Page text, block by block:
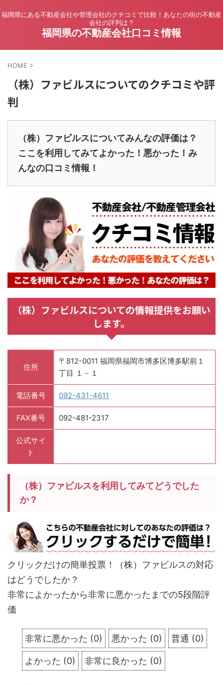
福岡県にある不動産会社や管理会社のクチコミで比較！あなたの街の不動産
会社の評判は？
福岡県の不動産会社口コミ情報
HOME >
（株）ファビルスについてのクチコミや評
判
（株）ファビルスについてみんなの評価は？
ここを利用してみてよかった！悪かった！み
んなの口コミ情報！
（株）ファビルスについての情報提供をお願い
します。
住所
〒812-0011 福岡県福岡市博多区博多駅前１
丁目 １－１
電話番号 092-431-4611
FAX番号 092-481-2317
公式サイ
ト
（株）ファビルスを利用してみてどうでした
か？
クリックだけの簡単投票！（株）ファビルスの対応
はどうでしたか？
非常によかったから非常に悪かったまでの5段階評
価
非常に悪かった (0) 悪かった (0) 普通 (0)
よかった (0) 非常に良かった (0)